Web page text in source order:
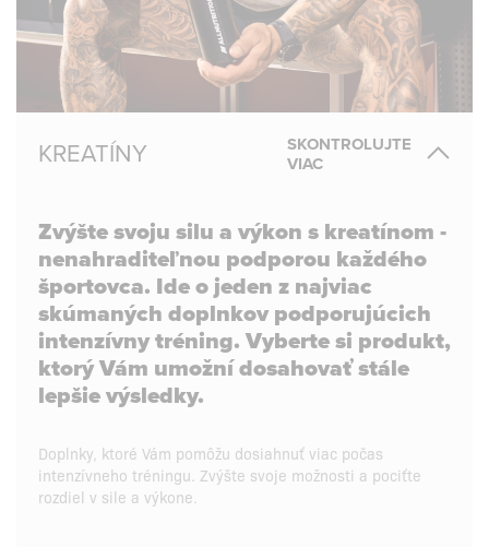
KREATÍNY
SKONTROLUJTE
VIAC
Zvýšte svoju silu a výkon s kreatínom -
nenahraditeľnou podporou každého
športovca. Ide o jeden z najviac
skúmaných doplnkov podporujúcich
intenzívny tréning. Vyberte si produkt,
ktorý Vám umožní dosahovať stále
lepšie výsledky.
Doplnky, ktoré Vám pomôžu dosiahnuť viac počas
intenzívneho tréningu. Zvýšte svoje možnosti a pociťte
rozdiel v sile a výkone.